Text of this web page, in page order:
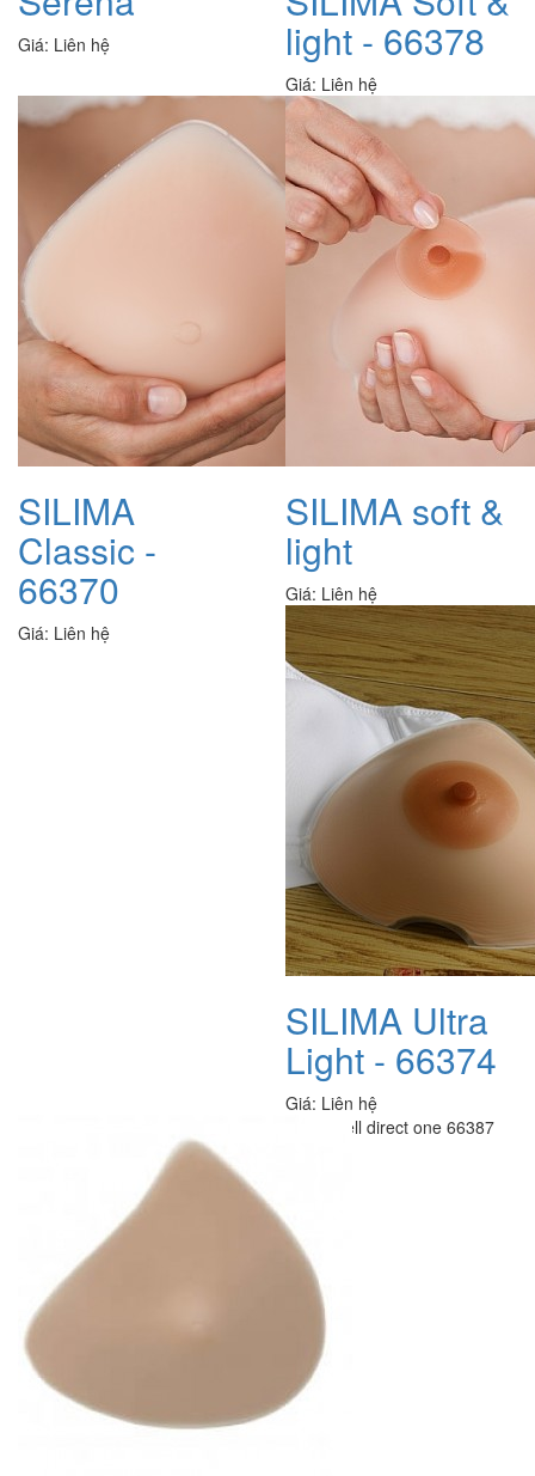
Giá: Liên hệ light - 66378
Giá: Liên hệ
SILIMA
Classic -
66370
Giá: Liên hệ
SILIMA soft &
light
Giá: Liên hệ
SILIMA Ultra
Light - 66374
Giá: Liên hệ
SILIMA shell direct one 66387